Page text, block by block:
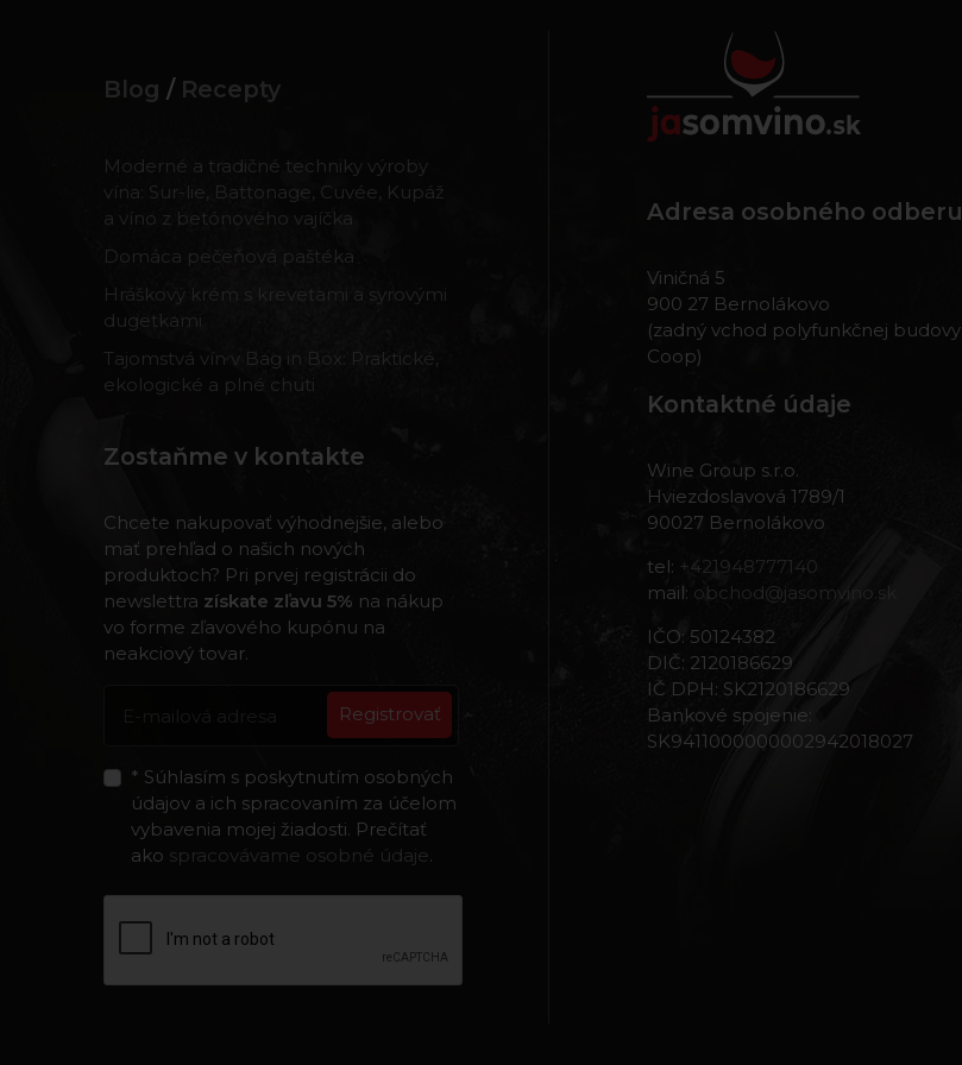
Blog / Recepty
Moderné a tradičné techniky výroby
vína: Sur-lie, Battonage, Cuvée, Kupáž
a víno z betónového vajíčka
Domáca pečeňová paštéka
Hráškový krém s krevetami a syrovými
dugetkami
Tajomstvá vín v Bag in Box: Praktické,
ekologické a plné chuti
Zostaňme v kontakte
Chcete nakupovať výhodnejšie, alebo
mať prehľad o našich nových
produktoch? Pri prvej registrácii do
newslettra získate zľavu 5% na nákup
vo forme zľavového kupónu na
neakciový tovar.
Registrovať
* Súhlasím s poskytnutím osobných
údajov a ich spracovaním za účelom
vybavenia mojej žiadosti. Prečítať
ako spracovávame osobné údaje.
Adresa osobného odberu
Viničná 5
900 27 Bernolákovo
(zadný vchod polyfunkčnej budovy
Coop)
Kontaktné údaje
Wine Group s.r.o.
Hviezdoslavová 1789/1
90027 Bernolákovo
tel: +421948777140
mail: obchod@jasomvino.sk
IČO: 50124382
DIČ: 2120186629
IČ DPH: SK2120186629
Bankové spojenie:
SK9411000000002942018027